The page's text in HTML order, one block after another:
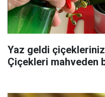
Yaz geldi
Çiçekleri mahveden